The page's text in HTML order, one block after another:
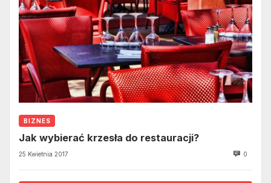
BIZNES
Jak wybierać krzesła do restauracji?
25 Kwietnia 2017 0